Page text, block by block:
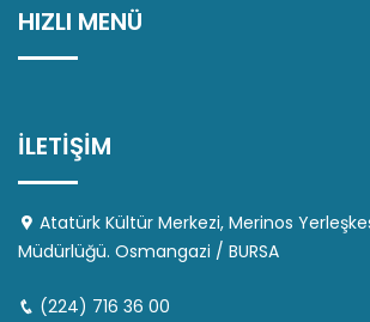
HIZLI MENÜ
İLETİŞİM
Atatürk Kültür Merkezi, Merinos
Müdürlüğü. Osmangazi / BURSA
(224) 716 36 00